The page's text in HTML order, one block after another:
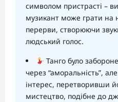
символом пристрасті –
музикант може грати на
перерви, створюючи
людський голос.
Танго було
через “аморальність”,
інтерес, перетворивши
мистецтво, подібне до